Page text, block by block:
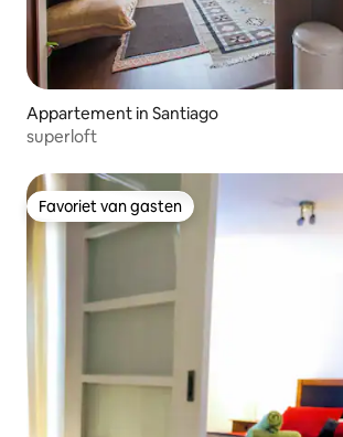
Appartement in Santiago
superloft
Favoriet van gasten
Favoriet van gasten